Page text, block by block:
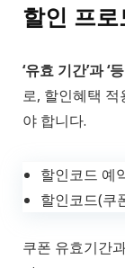
할인 프
‘유효 기간’과 ‘
로, 할인혜택
야 합니다.
할인코드 예
할인코드(쿠
쿠폰 유효기간